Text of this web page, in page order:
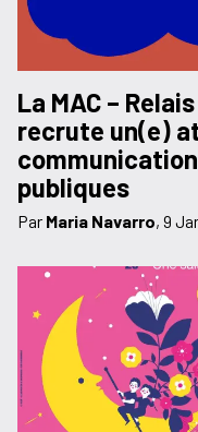
La MAC –
recrute un(e)
publiques
Par Maria Navarro, 9